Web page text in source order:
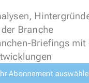
Branche
Briefings mit
Abonnement